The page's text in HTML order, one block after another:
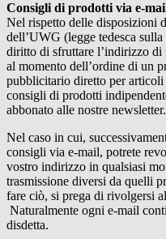
Consigli di prodotti via e-
Nel rispetto delle disposizioni
dell’UWG (legge tedesca
diritto di sfruttare l’indirizzo di
al momento dell’ordine di un
pubblicitario diretto per
consigli di prodotti
abbonato alle nostre newsletter.
Nel caso in cui,
consigli via e-mail, potrete
vostro indirizzo in qualsiasi
trasmissione diversi da quelli
fare ciò, si prega di rivolgersi
Naturalmente ogni e-mail
disdetta.